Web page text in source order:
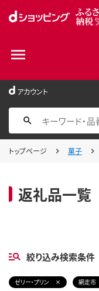
アカウント
トップページ 菓子
返礼品一覧
絞り込み検索条件
ゼリー・プリン 網走市